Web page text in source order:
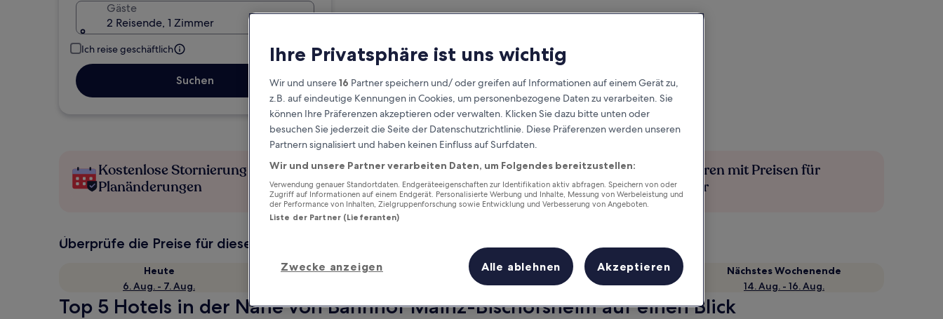
Gäste
2 Reisende, 1 Zimmer
Ich reise geschäftlich
Suchen
Kostenlose Stornierung bei
Planänderungen
Verdiene Prämien für jede
wahrgenommene Übernachtung
Mehr sparen mit Preisen für
Mitglieder
Überprüfe die Preise für diese Daten
Heute
6. Aug. - 7. Aug.
Morgen
Dieses Wochenende
7. Aug. - 9. Aug.
Nächstes Wochenende
14. Aug. - 16. Aug.
Top 5 Hotels in der Nähe von Bahnhof Mainz-Bischofsheim auf einen Blick
Ihre Privatsphäre ist uns wichtig
Wir und unsere16 Partner speichern und/ oder greifen auf Informationen auf einem Gerät zu,
z.B. auf eindeutige Kennungen in Cookies, um personenbezogene Daten zu verarbeiten. Sie
können Ihre Präferenzen akzeptieren oder verwalten. Klicken Sie dazu bitte unten oder
besuchen Sie jederzeit die Seite der Datenschutzrichtlinie. Diese Präferenzen werden unseren
Partnern signalisiert und haben keinen Einfluss auf Surfdaten.
Wir und unsere Partner verarbeiten Daten, um Folgendes bereitzustellen:
Verwendung genauer Standortdaten. Endgeräteeigenschaften zur Identifikation aktiv abfragen. Speichern von oder
Zugriff auf Informationen auf einem Endgerät. Personalisierte Werbung und Inhalte, Messung von Werbeleistung und
der Performance von Inhalten, Zielgruppenforschung sowie Entwicklung und Verbesserung von Angeboten.
Liste der Partner (Lieferanten)
Zwecke anzeigen Alle ablehnen Akzeptieren